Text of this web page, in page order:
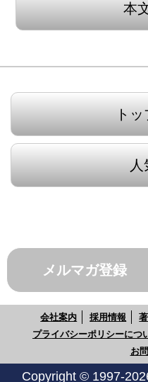
本
ト
メルマガ登録
会社案内 採用情報
プライバシーポリシーにつ
お
Copyright © 1997-